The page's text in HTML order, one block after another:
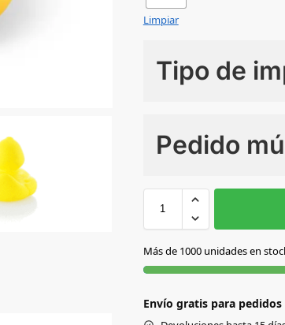
Limpiar
Tipo de
Pedido
AMARILLO
AZUL CLARO
Más de 1000 unidades en
Envío gratis para pedidos